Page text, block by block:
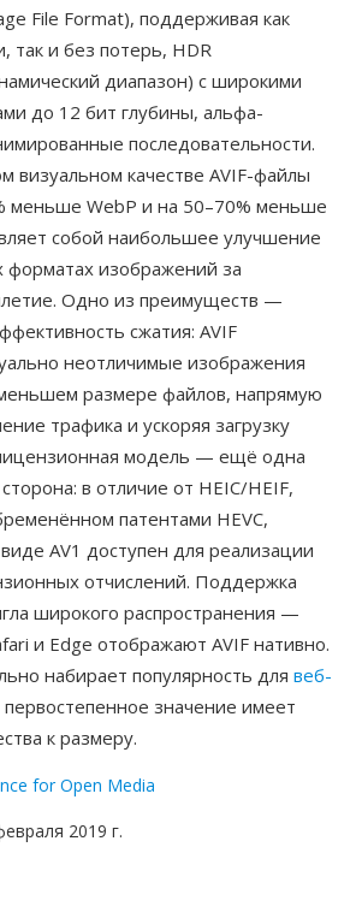
File Format), поддерживая как
так и без потерь, HDR
диапазон) с широкими
до 12 бит глубины, альфа-
последовательности.
визуальном качестве AVIF-файлы
меньше WebP и на 50–70% меньше
собой наибольшее улучшение
форматах изображений за
Одно из преимуществ —
сжатия: AVIF
неотличимые изображения
размере файлов, напрямую
трафика и ускоряя загрузку
модель — ещё одна
в отличие от HEIC/HEIF,
патентами HEVC,
AV1 доступен для реализации
отчислений. Поддержка
широкого распространения —
и Edge отображают AVIF нативно.
набирает популярность для веб-
первостепенное значение имеет
к размеру.
for Open Media
2019 г.